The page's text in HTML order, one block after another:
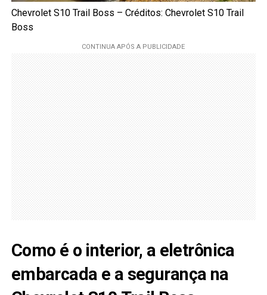
Chevrolet S10 Trail Boss – Créditos: Chevrolet S10 Trail
Boss
Como é o interior, a eletrônica
embarcada e a segurança na